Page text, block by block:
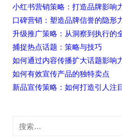
小红书营销策略：打造品牌影响
口碑营销：塑造品牌信誉的隐形
升级推广策略：从洞察到执行的
捕捉热点话题：策略与技巧
如何通过内容传播扩大话题影响
如何有效宣传产品的独特卖点
新品宣传策略：如何打造引人注
索：